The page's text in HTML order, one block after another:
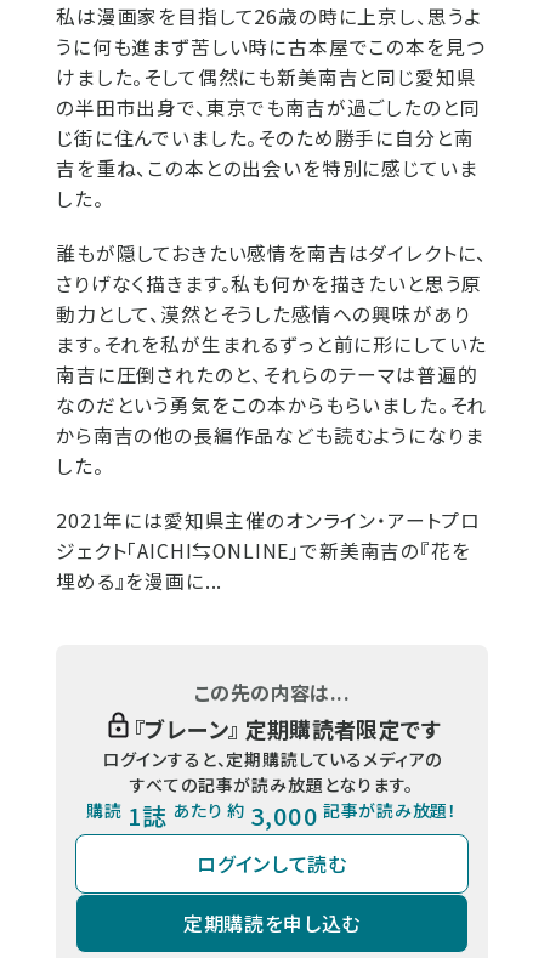
私は漫画家を目指して26歳の時に上京し、思うよ
うに何も進まず苦しい時に古本屋でこの本を見つ
けました。そして偶然にも新美南吉と同じ愛知県
の半田市出身で、東京でも南吉が過ごしたのと同
じ街に住んでいました。そのため勝手に自分と南
吉を重ね、この本との出会いを特別に感じていま
した。
誰もが隠しておきたい感情を南吉はダイレクトに、
さりげなく描きます。私も何かを描きたいと思う原
動力として、漠然とそうした感情への興味があり
ます。それを私が生まれるずっと前に形にしていた
南吉に圧倒されたのと、それらのテーマは普遍的
なのだという勇気をこの本からもらいました。それ
から南吉の他の長編作品なども読むようになりま
した。
2021年には愛知県主催のオンライン・アートプロ
ジェクト「AICHI⇆ONLINE」で新美南吉の『花を
埋める』を漫画に...
この先の内容は...
『ブレーン』 定期購読者限定です
ログインすると、定期購読しているメディアの
すべての記事が読み放題となります。
購読 1誌 あたり 約 3,000 記事が読み放題！
ログインして読む
定期購読を申し込む